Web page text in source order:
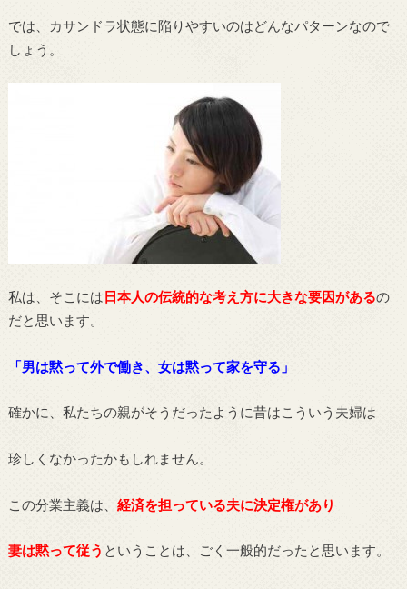
では、カサンドラ状態に陥りやすいのはどんなパターンなので
しょう。
私は、そこには日本人の伝統的な考え方に大きな要因があるの
だと思います。
「男は黙って外で働き、女は黙って家を守る」
確かに、私たちの親がそうだったように昔はこういう夫婦は
珍しくなかったかもしれません。
この分業主義は、 経済を担っている夫に決定権があり
妻は黙って従う ということは、ごく一般的だったと思います。